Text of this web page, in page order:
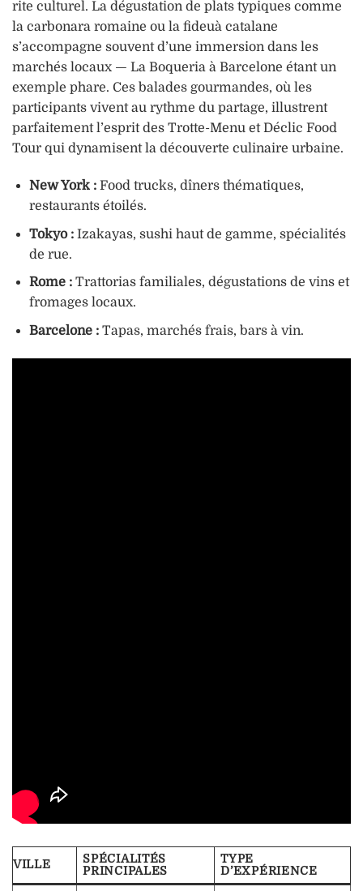
rite culturel. La dégustation de plats typiques comme
la carbonara romaine ou la fideuà catalane
s’accompagne souvent d’une immersion dans les
marchés locaux — La Boqueria à Barcelone étant un
exemple phare. Ces balades gourmandes, où les
participants vivent au rythme du partage, illustrent
parfaitement l’esprit des Trotte-Menu et Déclic Food
Tour qui dynamisent la découverte culinaire urbaine.
New York :Food trucks, dîners thématiques,
restaurants étoilés.
Tokyo :Izakayas, sushi haut de gamme, spécialités
de rue.
Rome :Trattorias familiales, dégustations de vins et
fromages locaux.
Barcelone :Tapas, marchés frais, bars à vin.
VILLE
SPÉCIALITÉS
PRINCIPALES
TYPE
D’EXPÉRIENCE